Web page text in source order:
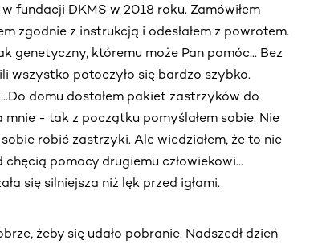
fundacji DKMS w 2018 roku. Zamówiłem
zgodnie z instrukcją i odesłałem z powrotem.
genetyczny, któremu może Pan pomóc... Bez
wszystko potoczyło się bardzo szybko.
domu dostałem pakiet zastrzyków do
mnie - tak z początku pomyślałem sobie. Nie
robić zastrzyki. Ale wiedziałem, że to nie
pomocy drugiemu człowiekowi...
się silniejsza niż lęk przed igłami.
żeby się udało pobranie. Nadszedł dzień